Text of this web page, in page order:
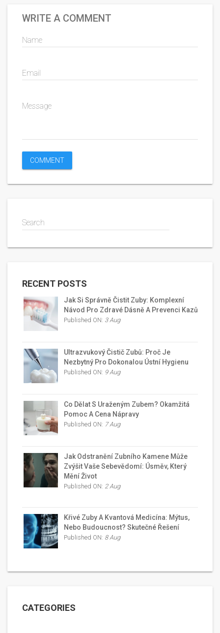
WRITE A COMMENT
Name
Email
Message
Search
RECENT POSTS
Jak Si Správně Čistit Zuby: Komplexní
Návod Pro Zdravé Dásně A Prevenci Kazů
Published ON: 3 Aug
Ultrazvukový Čistič Zubů: Proč Je
Nezbytný Pro Dokonalou Ústní Hygienu
Published ON: 9 Aug
Co Dělat S Uraženým Zubem? Okamžitá
Pomoc A Cena Nápravy
Published ON: 7 Aug
Jak Odstranění Zubního Kamene Může
Zvýšit Vaše Sebevědomí: Úsměv, Který
Mění Život
Published ON: 2 Aug
Křivé Zuby A Kvantová Medicína: Mýtus,
Nebo Budoucnost? Skutečné Řešení
Published ON: 8 Aug
CATEGORIES